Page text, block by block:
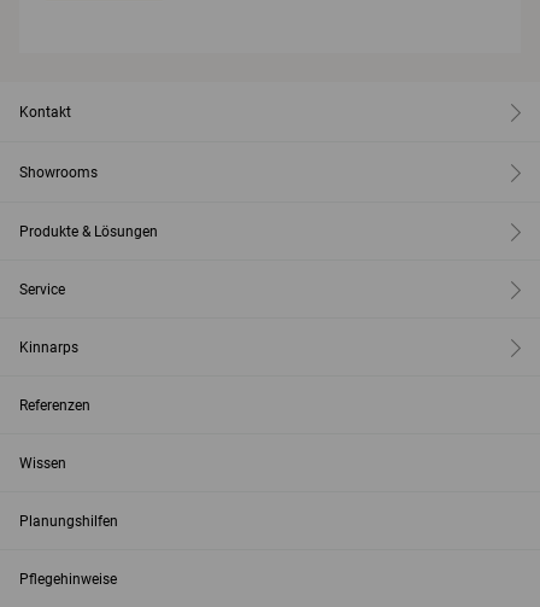
Kontakt
Showrooms
Produkte & Lösungen
Service
Kinnarps
Referenzen
Wissen
Planungshilfen
Pflegehinweise